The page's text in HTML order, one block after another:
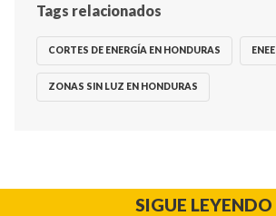
Tags relacionados
CORTES DE ENERGÍA EN HONDURAS ENEE
ZONAS SIN LUZ EN HONDURAS
SIGUE LEYENDO